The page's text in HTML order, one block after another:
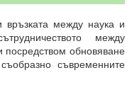
между наука и
между
посредством обновяване
съвременните